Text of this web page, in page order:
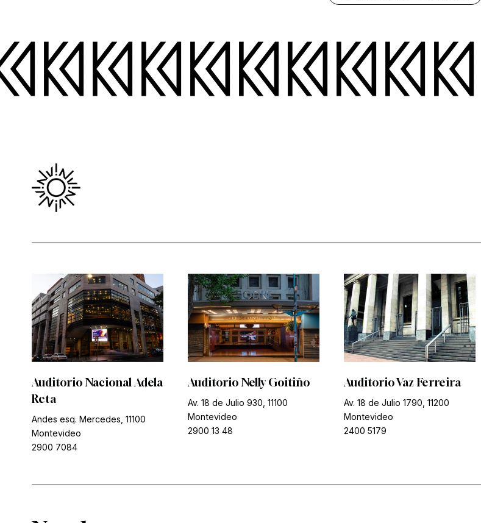
Auditorio Nacional Adela
Reta
Andes esq. Mercedes, 11100
Montevideo
2900 7084
Auditorio Nelly Goitiño
Av. 18 de Julio 930, 11100
Montevideo
2900 13 48
Auditorio Vaz Ferreira
Av. 18 de Julio 1790, 11200
Montevideo
2400 5179